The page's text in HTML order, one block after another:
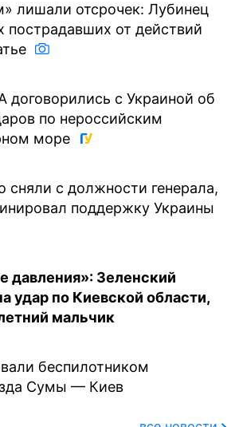
лишали отсрочек: Лубинец
пострадавших от действий
с Украиной об
по нероссийским
море
сняли с должности генерала,
поддержку Украины
давления»: Зеленский
удар по Киевской области,
мальчик
беспилотником
Сумы — Киев